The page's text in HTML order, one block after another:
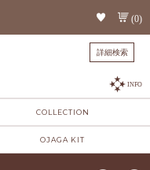
(0)
詳細検索
INFO
COLLECTION
OJAGA KIT